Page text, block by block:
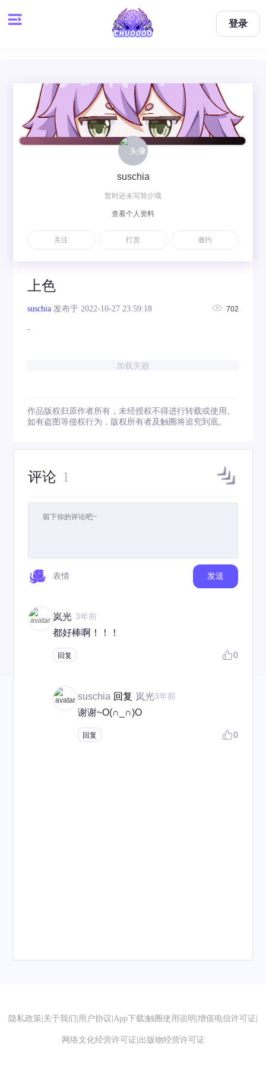
登录
上色
suschia 发布于 2022-10-27 23:59:18 702
-
加载失败
作品版权归原作者所有，未经授权不得进行转载或使用。
如有盗图等侵权行为，版权所有者及触圈将追究到底。
评论 1
表情 发送
岚光 3年前
都好棒啊！！！
回复 0
suschia 回复 岚光3年前
谢谢~O(∩_∩)O
回复 0
suschia
暂时还未写简介哦
查看个人资料
关注 打赏 邀约
隐私政策 关于我们 用户协议 App下载 触圈使用说明 增值电信许可证
网络文化经营许可证 出版物经营许可证